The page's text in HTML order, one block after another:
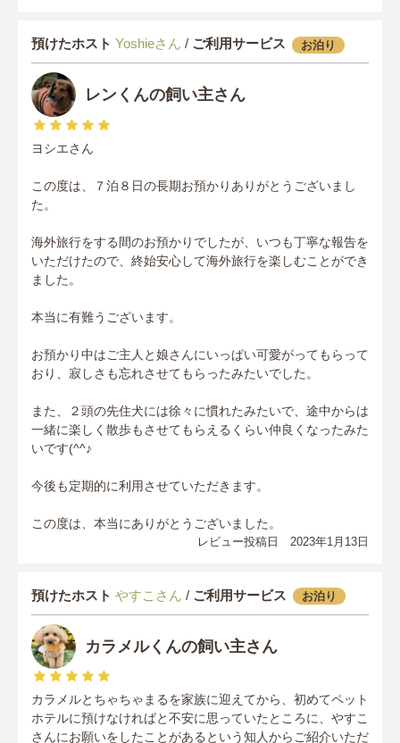
預けたホスト Yoshieさん / ご利用サービス お泊り
レンくんの飼い主さん
ヨシエさん
この度は、７泊８日の長期お預かりありがとうございまし
た。
海外旅行をする間のお預かりでしたが、いつも丁寧な報告を
いただけたので、終始安心して海外旅行を楽しむことができ
ました。
本当に有難うございます。
お預かり中はご主人と娘さんにいっぱい可愛がってもらって
おり、寂しさも忘れさせてもらったみたいでした。
また、２頭の先住犬には徐々に慣れたみたいで、途中からは
一緒に楽しく散歩もさせてもらえるくらい仲良くなったみた
いです(^^♪
今後も定期的に利用させていただきます。
この度は、本当にありがとうございました。
レビュー投稿日 2023年1月13日
預けたホスト やすこさん / ご利用サービス お泊り
カラメルくんの飼い主さん
カラメルとちゃちゃまるを家族に迎えてから、初めてペット
ホテルに預けなければと不安に思っていたところに、やすこ
さんにお願いをしたことがあるという知人からご紹介いただ